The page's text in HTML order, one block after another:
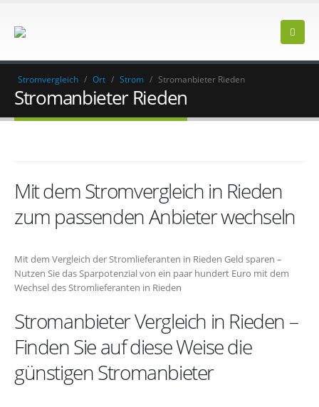
Stromvergleich / Ort / Strom / Stromanbieter Rieden
Stromanbieter Rieden
Mit dem Stromvergleich in Rieden
zum passenden Anbieter wechseln
Mit dem Vergleich der Stromlieferanten in Rieden Geld sparen –
Nutzen Sie das Sparpotenzial von ein paar hundert Euro mit dem
Wechsel des Stromlieferanten in Rieden
Stromanbieter Vergleich in Rieden –
Finden Sie auf diese Weise die
günstigen Stromanbieter